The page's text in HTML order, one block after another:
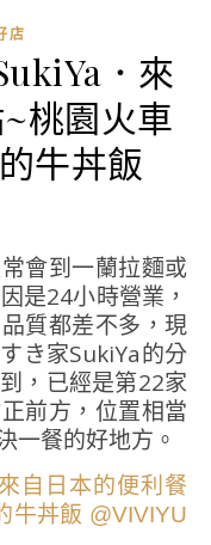
店
．來
桃園火車
牛丼飯
是24小時營業，
質都差不多，現
き家SukiYa的分
，已經是第22家
前方，位置相當
一餐的好地方。